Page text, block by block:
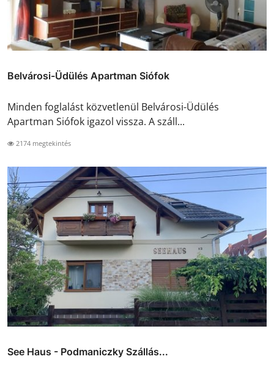
Belvárosi-Üdülés Apartman Siófok
Minden foglalást közvetlenül Belvárosi-Üdülés
Apartman Siófok igazol vissza. A száll...
2174 megtekintés
See Haus - Podmaniczky Szállás...